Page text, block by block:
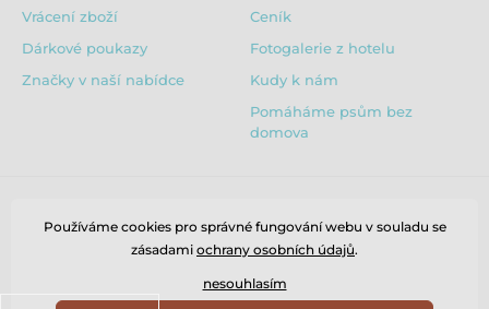
Vrácení zboží
Dárkové poukazy
Značky v naší nabídce
Ceník
Fotogalerie z hotelu
Kudy k nám
Pomáháme psům bez
domova
Používáme cookies pro správné fungování webu v souladu se
zásadami ochrany osobních údajů.
nesouhlasím